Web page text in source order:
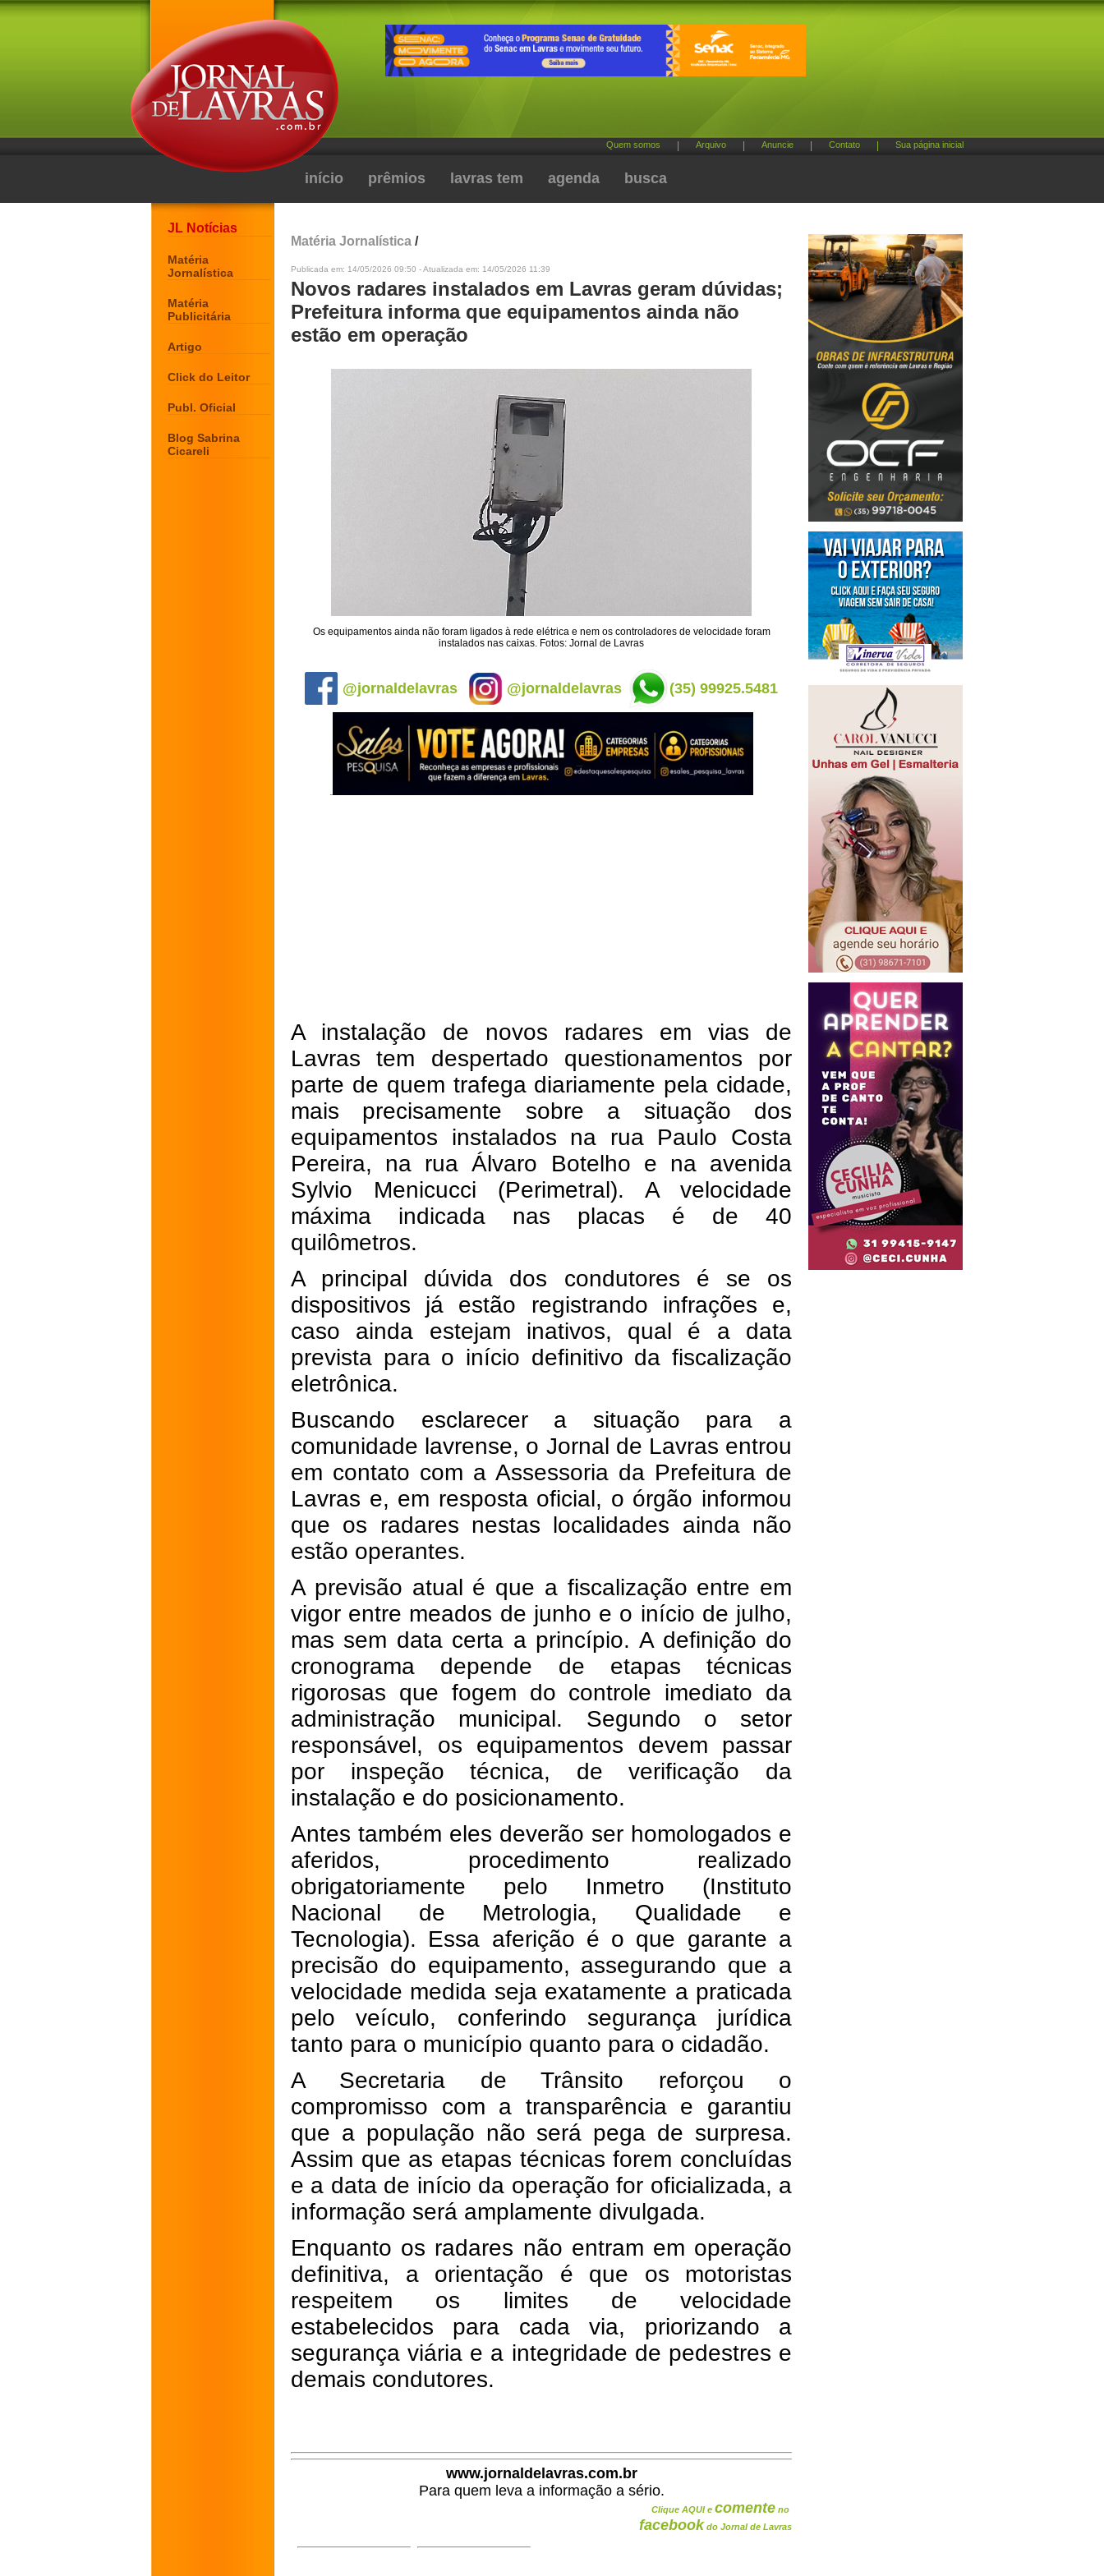
Quem somos Arquivo Anuncie Contato Sua página inicial
início prêmios lavras tem agenda busca
JL Notícias
Matéria
Jornalística
Matéria
Publicitária
Artigo
Click do Leitor
Publ. Oficial
Blog Sabrina
Cicareli
Matéria Jornalística /
Publicada em: 14/05/2026 09:50 - Atualizada em: 14/05/2026 11:39
Novos radares instalados em Lavras geram dúvidas;
Prefeitura informa que equipamentos ainda não
estão em operação
Os equipamentos ainda não foram ligados à rede elétrica e nem os controladores de velocidade foram
instalados nas caixas. Fotos: Jornal de Lavras
@jornaldelavras @jornaldelavras (35) 99925.5481
A instalação de novos radares em vias de
Lavras tem despertado questionamentos por
parte de quem trafega diariamente pela cidade,
mais precisamente sobre a situação dos
equipamentos instalados na rua Paulo Costa
Pereira, na rua Álvaro Botelho e na avenida
Sylvio Menicucci (Perimetral).A velocidade
máxima indicada nas placas é de 40
quilômetros.
A principal dúvida dos condutores é se os
dispositivos já estão registrando infrações e,
caso ainda estejam inativos, qual é a data
prevista para o início definitivo da fiscalização
eletrônica.
Buscando esclarecer a situação para a
comunidade lavrense, o Jornal de Lavras entrou
em contato com a Assessoria da Prefeitura de
Lavras e, em resposta oficial, o órgão informou
que os radares nestas localidades ainda não
estão operantes.
A previsão atual é que a fiscalização entre em
vigor entre meados de junho e o início de julho,
mas sem data certa a princípio.A definição do
cronograma depende de etapas técnicas
rigorosas que fogem do controle imediato da
administração municipal. Segundo o setor
responsável, os equipamentos devem passar
por inspeção técnica, de verificação da
instalação e do posicionamento.
Antes também eles deverão ser homologados e
aferidos, procedimento realizado
obrigatoriamente pelo Inmetro (Instituto
Nacional de Metrologia, Qualidade e
Tecnologia). Essa aferição é o que garante a
precisão do equipamento, assegurando que a
velocidade medida seja exatamente a praticada
pelo veículo, conferindo segurança jurídica
tanto para o município quanto para o cidadão.
A Secretaria de Trânsito reforçou o
compromisso com a transparência e garantiu
que a população não será pega de surpresa.
Assim que as etapas técnicas forem concluídas
e a data de início da operação for oficializada, a
informação será amplamente divulgada.
Enquanto os radares não entram em operação
definitiva, a orientação é que os motoristas
respeitem os limites de velocidade
estabelecidos para cada via, priorizando a
segurança viária e a integridade de pedestres e
demais condutores.
www.jornaldelavras.com.br
Para quem leva a informação a sério.
Clique AQUI e comente no
facebook do Jornal de Lavras